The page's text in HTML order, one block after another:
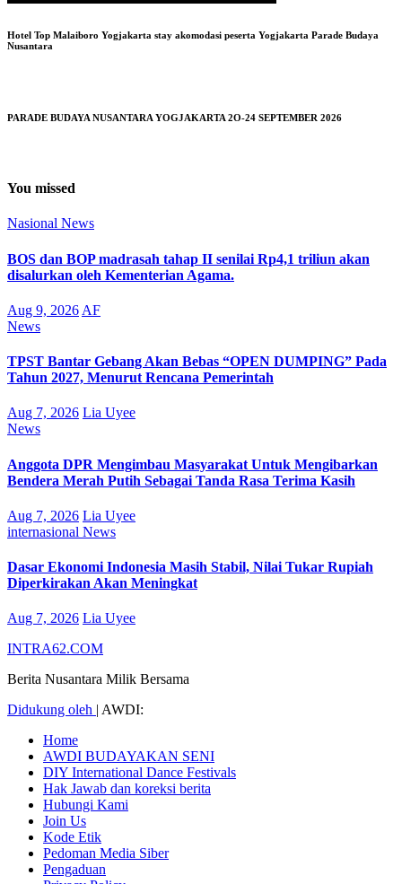
Hotel Top Malaiboro Yogjakarta stay akomodasi peserta Yogjakarta Parade Budaya
Nusantara
PARADE BUDAYA NUSANTARA YOGJAKARTA 2O-24 SEPTEMBER 2026
You missed
Nasional News
BOS dan BOP madrasah tahap II senilai Rp4,1 triliun akan
disalurkan oleh Kementerian Agama.
Aug 9, 2026 AF
News
TPST Bantar Gebang Akan Bebas “OPEN DUMPING” Pada
Tahun 2027, Menurut Rencana Pemerintah
Aug 7, 2026 Lia Uyee
News
Anggota DPR Mengimbau Masyarakat Untuk Mengibarkan
Bendera Merah Putih Sebagai Tanda Rasa Terima Kasih
Aug 7, 2026 Lia Uyee
internasional News
Dasar Ekonomi Indonesia Masih Stabil, Nilai Tukar Rupiah
Diperkirakan Akan Meningkat
Aug 7, 2026 Lia Uyee
INTRA62.COM
Berita Nusantara Milik Bersama
Didukung oleh | AWDI:
Home
AWDI BUDAYAKAN SENI
DIY International Dance Festivals
Hak Jawab dan koreksi berita
Hubungi Kami
Join Us
Kode Etik
Pedoman Media Siber
Pengaduan